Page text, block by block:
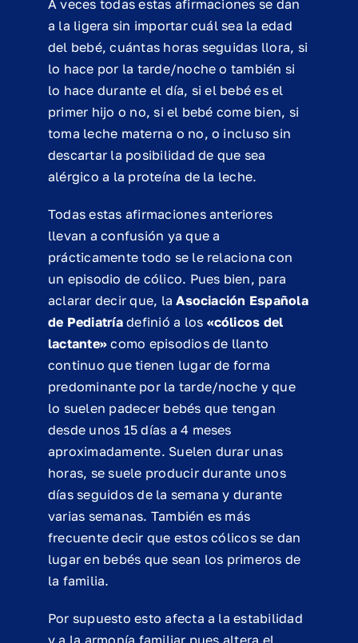
A veces todas estas afirmaciones se dan
a la ligera sin importar cuál sea la edad
del bebé, cuántas horas seguidas llora, si
lo hace por la tarde/noche o también si
lo hace durante el día, si el bebé es el
primer hijo o no, si el bebé come bien, si
toma leche materna o no, o incluso sin
descartar la posibilidad de que sea
alérgico a la proteína de la leche.
Todas estas afirmaciones anteriores
llevan a confusión ya que a
prácticamente todo se le relaciona con
un episodio de cólico. Pues bien, para
aclarar decir que, laAsociación Española
de Pediatríadefinió a los «cólicos del
lactante» como episodios de llanto
continuo que tienen lugar de forma
predominante por la tarde/noche y que
lo suelen padecer bebés que tengan
desde unos 15 días a 4 meses
aproximadamente. Suelen durar unas
horas, se suele producir durante unos
días seguidos de la semana y durante
varias semanas. También es más
frecuente decir que estos cólicos se dan
lugar en bebés que sean los primeros de
la familia.
Por supuesto esto afecta a la estabilidad